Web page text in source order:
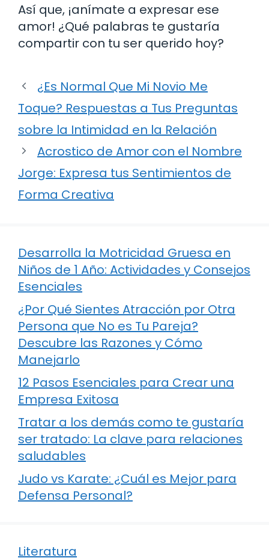
Así que, ¡anímate a expresar ese
amor! ¿Qué palabras te gustaría
compartir con tu ser querido hoy?
¿Es Normal Que Mi Novio Me
Toque? Respuestas a Tus Preguntas
sobre la Intimidad en la Relación
Acrostico de Amor con el Nombre
Jorge: Expresa tus Sentimientos de
Forma Creativa
Desarrolla la Motricidad Gruesa en
Niños de 1 Año: Actividades y Consejos
Esenciales
¿Por Qué Sientes Atracción por Otra
Persona que No es Tu Pareja?
Descubre las Razones y Cómo
Manejarlo
12 Pasos Esenciales para Crear una
Empresa Exitosa
Tratar a los demás como te gustaría
ser tratado: La clave para relaciones
saludables
Judo vs Karate: ¿Cuál es Mejor para
Defensa Personal?
Literatura